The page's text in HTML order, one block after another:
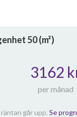
50(m²)
3162
per månad
går upp. Se